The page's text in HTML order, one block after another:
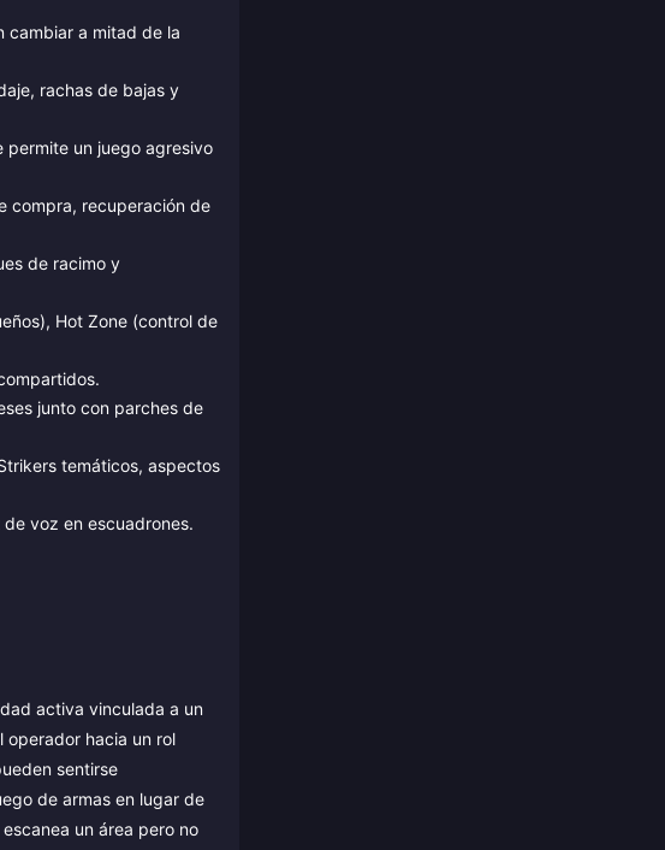
cambiar a mitad de la
rachas de bajas y
permite un juego agresivo
compra, recuperación de
de racimo y
Hot Zone (control de
junto con parches de
temáticos, aspectos
voz en escuadrones.
activa vinculada a un
operador hacia un rol
sentirse
de armas en lugar de
un área pero no